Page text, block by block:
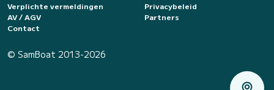
Verplichte vermeldingen
Privacybeleid
AV / AGV
Partners
Contact
© SamBoat 2013-2026